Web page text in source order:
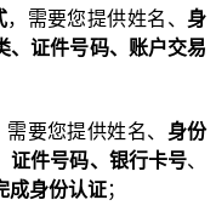
，需要您提供姓名、 身
、证件号码、账户交易
需要您提供姓名、 身份
证件号码、银行卡号、
成身份认证；